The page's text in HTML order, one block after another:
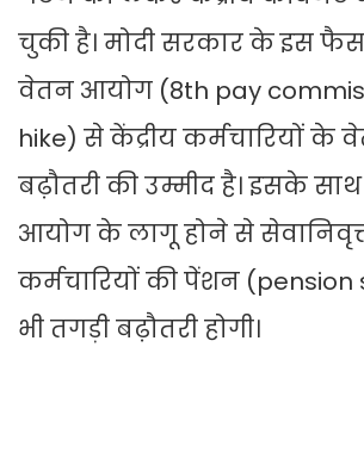
चुकी है। मोदी सरकार के इस
वेतन आयोग (8th pay
hike) से केंद्रीय कर्मचारियों के
बढ़ौतरी की उम्मीद है। इसके
आयोग के लागू होने से
कर्मचारियों की पेंशन
भी तगड़ी बढ़ौतरी होगी।